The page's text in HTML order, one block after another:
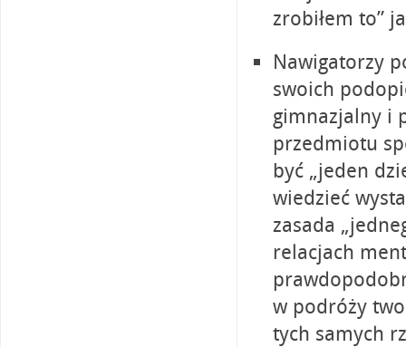
zrobiłem to”
Nawigatorzy
swoich
gimnazjalny i
przedmiotu
być „jeden
wiedzieć
zasada
relacjach
w podróży
tych samych